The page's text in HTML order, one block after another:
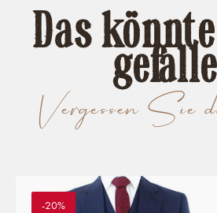
Vergessen Sie
Das
-20%